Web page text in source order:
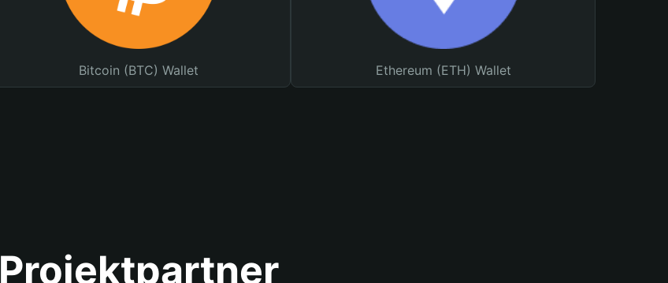
Bitcoin (BTC) Wallet Ethereum (ETH) Wallet
Projektpartner